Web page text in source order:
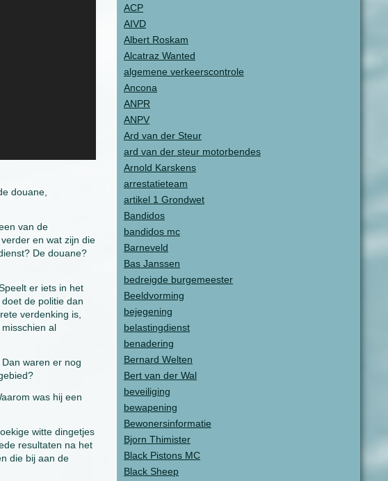
ACP
AIVD
Albert Roskam
Alcatraz Wanted
algemene verkeerscontrole
Ancona
ANPR
ANPV
Ard van der Steur
ard van der steur motorbendes
Arnold Karskens
arrestatieteam
artikel 1 Grondwet
Bandidos
bandidos mc
Barneveld
Bas Janssen
bedreigde burgemeester
Beeldvorming
bejegening
belastingdienst
benadering
Bernard Welten
Bert van der Wal
beveiliging
bewapening
Bewonersinformatie
Bjorn Thimister
Black Pistons MC
Black Sheep
douane,
van de
en wat zijn die
De douane?
er iets in het
de politie dan
verdenking is,
al
waren er nog
was hij een
witte dingetjes
resultaten na het
die bij aan de